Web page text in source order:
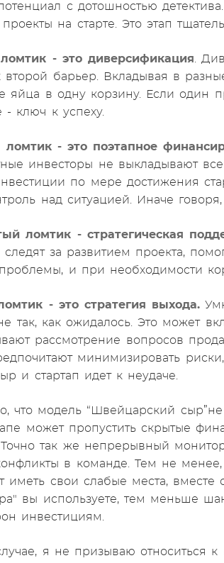
с дотошностью
на старте. Это этап
- это диверсификация.
второй барьер. Вкладывая в
яйца в одну корзину. Если один
- ключ к успеху.
- это поэтапное
инвесторы не выкладывают
по мере достижения
над ситуацией. Иначе
ломтик - стратегическая
за развитием проекта,
и при необходимости
- это стратегия выхода.
так, как ожидалось. Это может
рассмотрение вопросов
минимизировать
и стартап идет к неудаче.
модель “Швейцарский сыр”не
может пропустить скрытые
Точно так же непрерывный
в команде. Тем не
иметь свои слабые места,
вы используете, тем меньше
инвестициям.
я не призываю относиться